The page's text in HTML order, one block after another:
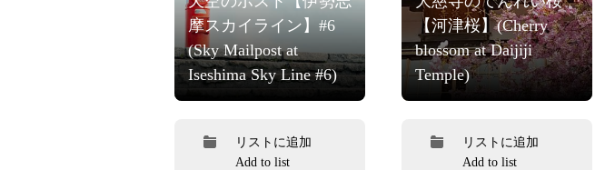
摩スカイライン】#6
(Sky Mailpost at
Iseshima Sky Line #6)
リストに追加
Add to list
【河津桜】(Cherry
blossom at Daijiji
Temple)
リストに追加
Add to list